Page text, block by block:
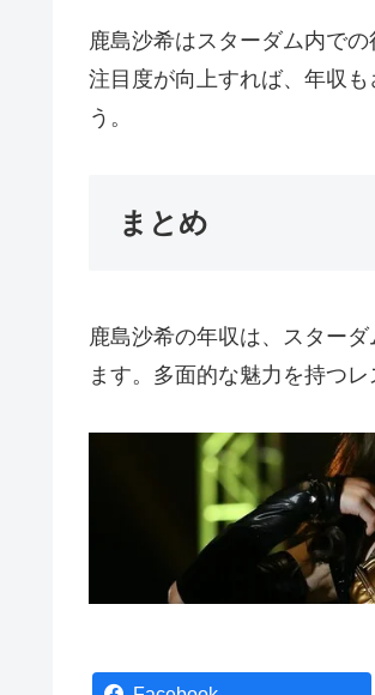
鹿島沙希はスターダム内で
注目度が向上すれば、年収
う。
まとめ
鹿島沙希の年収は、スター
ます。多面的な魅力を持つ